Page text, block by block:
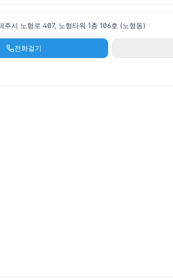
주시 노형로 407, 노형타워 1층 106호 (노형동)
전화걸기